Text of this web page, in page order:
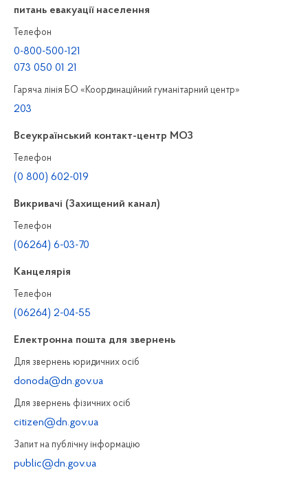
питань евакуації населення
Телефон
0-800-500-121
073 050 01 21
Гаряча лінія БО «Координаційний гуманітарний центр»
203
Всеукраїнський контакт-центр МОЗ
Телефон
(0 800) 602-019
Викривачі (Захищений канал)
Телефон
(06264) 6-03-70
Канцелярiя
Телефон
(06264) 2-04-55
Електронна пошта для звернень
Для звернень юридичних осiб
donoda@dn.gov.ua
Для звернень фізичних осiб
citizen@dn.gov.ua
Запит на публiчну інформацiю
public@dn.gov.ua